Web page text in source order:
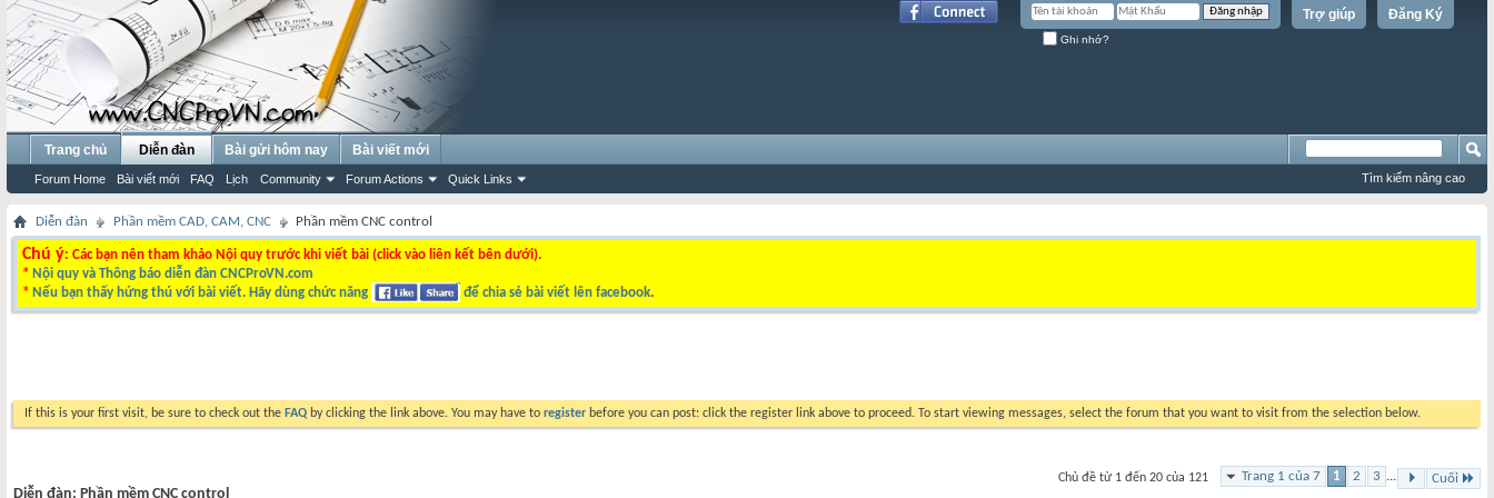
Đăng Ký
Trợ giúp
Ghi nhớ?
Trang chủ Diễn đàn
Forum Home Bài viết mới FAQ Lịch Community Forum Actions Quick Links
Bài gửi hôm nay Bài viết mới
Tìm kiếm nâng cao
Diễn đàn Phần mềm CAD, CAM, CNC Phần mềm CNC control
Chú ý: Các bạn nên tham khảo Nội quy trước khi viết bài (click vào liên kết bên dưới).
* Nội quy và Thông báo diễn đàn CNCProVN.com
* Nếu bạn thấy hứng thú với bài viết. Hãy dùng chức năng để chia sẻ bài viết lên facebook.
If this is your first visit, be sure to check out the FAQ by clicking the link above. You may have to register before you can post: click the register link above to proceed. To start viewing messages, select the forum that you want to visit from the selection below.
Trang 1 của 7 1 2 3 ... Cuối
Chủ đề từ 1 đến 20 của 121
Diễn đàn: Phần mềm CNC control